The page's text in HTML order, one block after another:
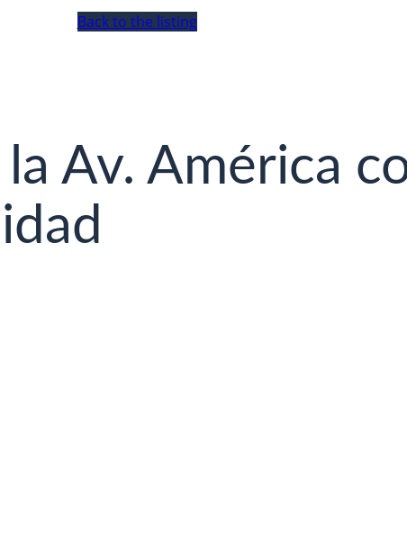
Back to the listing
Av. América